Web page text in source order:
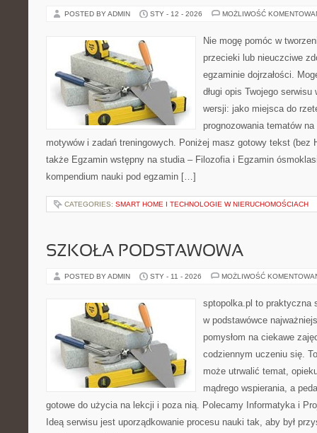
POSTED BY ADMIN STY - 12 - 2026 MOŻLIWOŚĆ
Nie mogę pomóc w
przecieki lub nieuczciwe
egzaminie dojrzałości.
długi opis Twojego
wersji: jako miejsca do
prognozowania tematów
motywów i zadań treningowych. Poniżej masz gotowy tekst (bez
także Egzamin wstępny na studia – Filozofia i Egzamin
kompendium nauki pod egzamin […]
CATEGORIES: SMART HOME I TECHNOLOGIE W NIERUCHOMOŚCIACH
SZKOŁA PODSTAWOWA
POSTED BY ADMIN STY - 11 - 2026 MOŻLIWOŚĆ
sptopolka.pl to praktyczna
w podstawówce
pomysłom na ciekawe
codziennym uczeniu się.
może utrwalić temat,
mądrego wspierania, a
gotowe do użycia na lekcji i poza nią. Polecamy Informatyka i
Ideą serwisu jest uporządkowanie procesu nauki tak, aby był